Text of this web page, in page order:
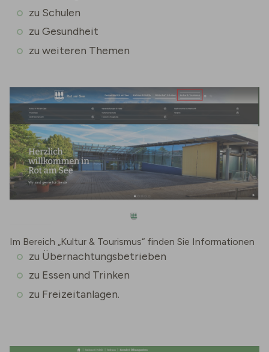
zu Schulen
zu Gesundheit
zu weiteren Themen
Im Bereich „Kultur & Tourismus“ finden Sie Informationen
zu Übernachtungsbetrieben
zu Essen und Trinken
zu Freizeitanlagen.